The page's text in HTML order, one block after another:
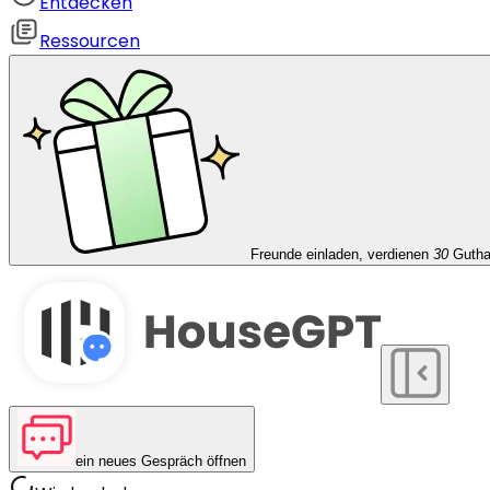
Ressourcen
Freunde einladen, verdienen 30
ein neues Gespräch öffnen